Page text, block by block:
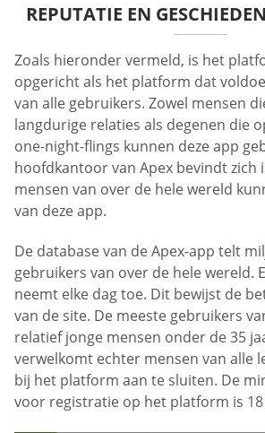
REPUTATIE EN
Zoals hieronder vermeld, is het
opgericht als het platform dat
van alle gebruikers. Zowel mensen
langdurige relaties als degenen die
one-night-flings kunnen deze app
hoofdkantoor van Apex bevindt zich
mensen van over de hele wereld
van deze app.
De database van de Apex-app telt
gebruikers van over de hele wereld.
neemt elke dag toe. Dit bewijst de
van de site. De meeste gebruikers
relatief jonge mensen onder de 35
verwelkomt echter mensen van alle
bij het platform aan te sluiten. De
voor registratie op het platform is 18